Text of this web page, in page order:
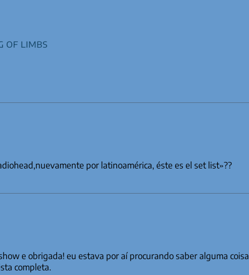
of limbs
por latinoamérica, éste es el set list»??
e obrigada! eu estava por aí procurando saber alguma coisa
completa.